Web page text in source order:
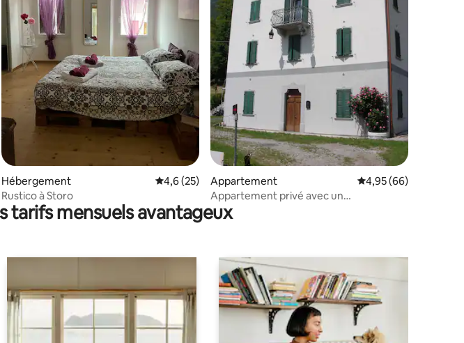
5 sur 5
sur la base de 57 commentaires : 4,89 sur 5
Hébergement Évaluation moyenne sur la base de 25 commentaires : 4,6 sur 5
4,6 (25)
Rustico à Storo
Appartement Évaluation moyenne
4,95 (66)
Appartement privé avec un
environnement verdoyant
tarifs mensuels avantageux